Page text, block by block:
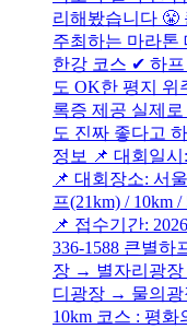
리해봤습니다 😤
주최하는 마라톤
한강 코스 ✔ 하프
도 OK한 평지 위
록증 제공 실제
도 진짜 좋다고
정보 📌 대회일시
📌 대회장소: 서
프(21km) / 10km
📌 접수기간:
336-1588 큰별
장 → 별자리광
디광장 → 물의
10km 코스 : 평